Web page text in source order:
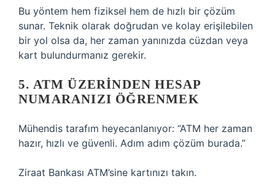
Bu yöntem hem fiziksel hem de hızlı bir çözüm
sunar. Teknik olarak doğrudan ve kolay erişilebilen
bir yol olsa da, her zaman yanınızda cüzdan veya
kart bulundurmanız gerekir.
5. ATM ÜZERINDEN HESAP
NUMARANIZI ÖĞRENMEK
Mühendis tarafım heyecanlanıyor: “ATM her zaman
hazır, hızlı ve güvenli. Adım adım çözüm burada.”
Ziraat Bankası ATM’sine kartınızı takın.